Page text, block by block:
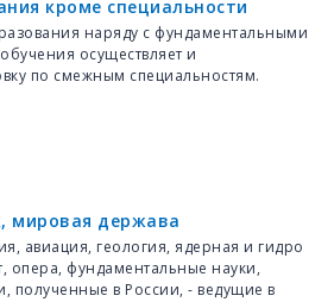
кроме специальности
наряду с фундаментальными
осуществляет и
по смежным специальностям.
мировая держава
авиация, геология, ядерная и гидро
опера, фундаментальные науки,
полученные в России, - ведущие в